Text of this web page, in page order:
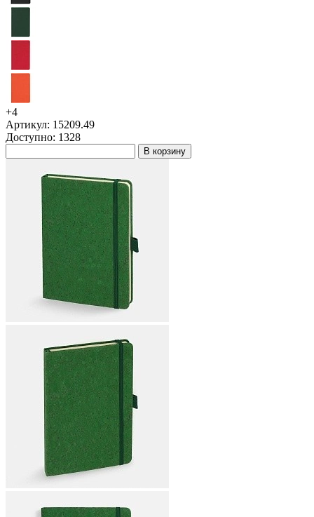
+4
Артикул: 15209.49
Доступно: 1328
В корзину